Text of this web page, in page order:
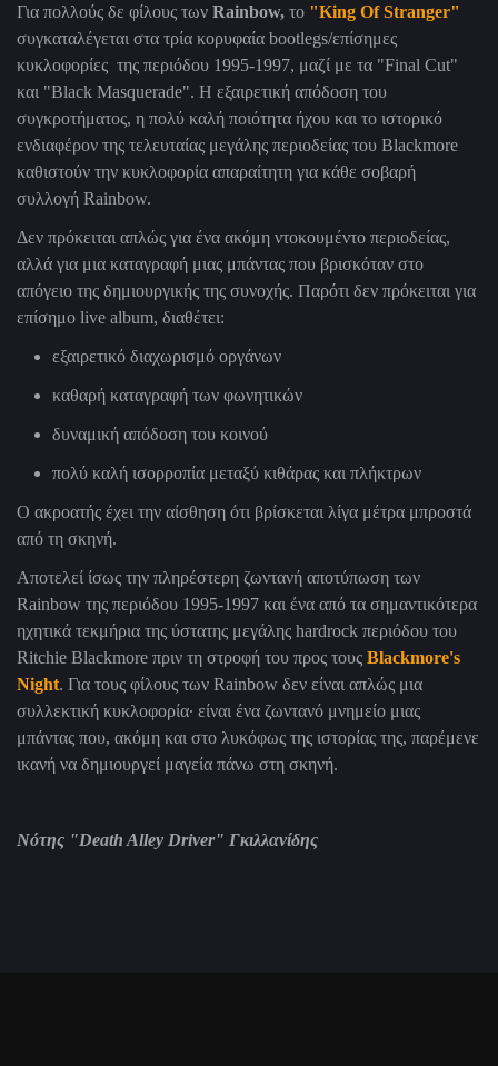
Για πολλούς δε φίλους των Rainbow, το "King Of Stranger"
συγκαταλέγεται στα τρία κορυφαία bootlegs/επίσημες
κυκλοφορίες της περιόδου 1995-1997, μαζί με τα "Final Cut"
και "Black Masquerade". Η εξαιρετική απόδοση του
συγκροτήματος, η πολύ καλή ποιότητα ήχου και το ιστορικό
ενδιαφέρον της τελευταίας μεγάλης περιοδείας του Blackmore
καθιστούν την κυκλοφορία απαραίτητη για κάθε σοβαρή
συλλογή Rainbow.
Δεν πρόκειται απλώς για ένα ακόμη ντοκουμέντο περιοδείας,
αλλά για μια καταγραφή μιας μπάντας που βρισκόταν στο
απόγειο της δημιουργικής της συνοχής. Παρότι δεν πρόκειται για
επίσημο live album, διαθέτει:
εξαιρετικό διαχωρισμό οργάνων
καθαρή καταγραφή των φωνητικών
δυναμική απόδοση του κοινού
πολύ καλή ισορροπία μεταξύ κιθάρας και πλήκτρων
Ο ακροατής έχει την αίσθηση ότι βρίσκεται λίγα μέτρα μπροστά
από τη σκηνή.
Αποτελεί ίσως την πληρέστερη ζωντανή αποτύπωση των
Rainbow της περιόδου 1995-1997 και ένα από τα σημαντικότερα
ηχητικά τεκμήρια της ύστατης μεγάλης hardrock περιόδου του
Ritchie Blackmore πριν τη στροφή του προς τους Blackmore's
Night. Για τους φίλους των Rainbow δεν είναι απλώς μια
συλλεκτική κυκλοφορία· είναι ένα ζωντανό μνημείο μιας
μπάντας που, ακόμη και στο λυκόφως της ιστορίας της, παρέμενε
ικανή να δημιουργεί μαγεία πάνω στη σκηνή.
Νότης "Death Alley Driver" Γκιλλανίδης